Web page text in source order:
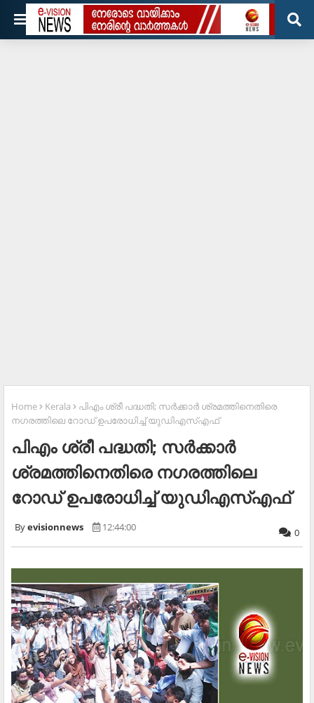
Home Kerala
പിഎം ശ്രീ പദ്ധതി; സര്‍ക്കാര്‍ ശ്രമത്തിനെതിരെ
നഗരത്തിലെ റോഡ് ഉപരോധിച്ച് യുഡിഎസ്എഫ്
പിഎം ശ്രീ പദ്ധതി; സര്‍ക്കാര്‍
ശ്രമത്തിനെതിരെ നഗരത്തിലെ
റോഡ് ഉപരോധിച്ച് യുഡിഎസ്എഫ്
evisionnews 12:44:00 0